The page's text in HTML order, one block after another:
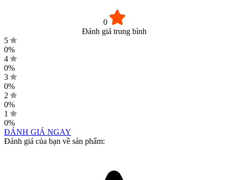
0
Đánh giá trung bình
5
0%
4
0%
3
0%
2
0%
1
0%
ĐÁNH GIÁ NGAY
Đánh giá của bạn về sản phẩm: